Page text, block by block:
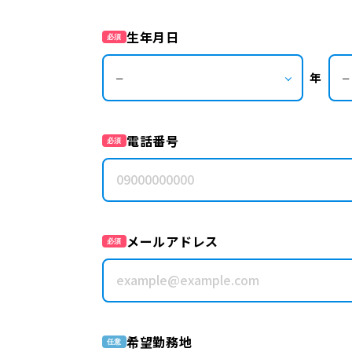
必須 生年月日
年
必須 電話番号
必須 メールアドレス
任意 希望勤務地